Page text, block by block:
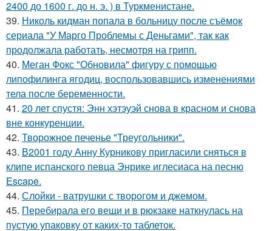
2400 до 1600 г. до н. э. ) в Туркменистане.
39. Николь кидман попала в больницу после съёмок
сериала "У Марго Проблемы с Деньгами", так как
продолжала работать, несмотря на грипп.
40. Меган Фокс "Обновила" фигуру с помощью
липофилинга ягодиц, воспользовавшись изменениями
тела после беременности.
41. 20 лет спустя: Энн хэтэуэй снова в красном и снова
вне конкуренции.
42. Творожное печенье "Треугольники".
43. В2001 году Анну Курникову пригласили сняться в
клипе испанского певца Энрике иглесиаса на песню
Escape.
44. Слойки - ватрушки с творогом и джемом.
45. Перебирала его вещи и в рюкзаке наткнулась на
пустую упаковку от каких-то таблеток.